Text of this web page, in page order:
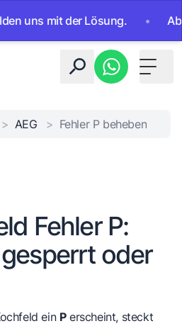
mit der Lösung. • Ab
Toggle
> AEG > Fehler P beheben
Fehler P:
oder
ein Perscheint, steckt